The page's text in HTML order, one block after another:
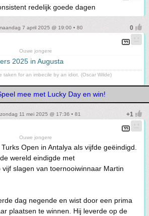
redelijk goede dagen
7 april 2025 @ 19:00 • 80
Ouwe jongere
2025 in Augusta
taken for an imbecile by an idiot. (Oscar Wilde)
mee met Lucky Day en win!
zondag 11 mei 2025 @ 17:36 • 81
Ouwe jongere
Open in Antalya als vijfde geëindigd.
wereld eindigde met
slagen van toernooiwinnaar Martin
dag negende en wist door een prima
plaatsen te winnen. Hij leverde op de